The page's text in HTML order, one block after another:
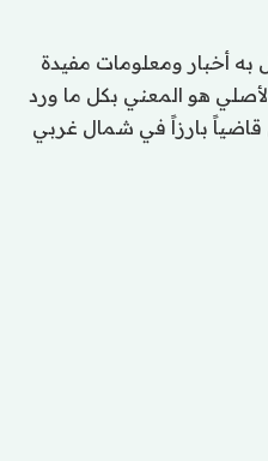
أخبار ومعلومات مفيدة
هو المعني بكل ما ورد
بارزاً في شمال غربي